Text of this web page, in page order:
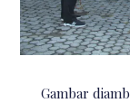
Gambar